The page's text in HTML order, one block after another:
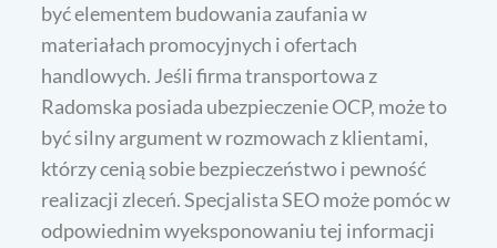
być elementem budowania zaufania w
materiałach promocyjnych i ofertach
handlowych. Jeśli firma transportowa z
Radomska posiada ubezpieczenie OCP, może to
być silny argument w rozmowach z klientami,
którzy cenią sobie bezpieczeństwo i pewność
realizacji zleceń. Specjalista SEO może pomóc w
odpowiednim wyeksponowaniu tej informacji